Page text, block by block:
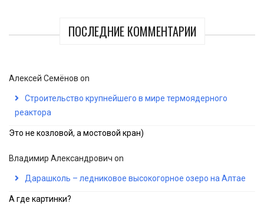
ПОСЛЕДНИЕ КОММЕНТАРИИ
Алексей Семёнов on
Строительство крупнейшего в мире термоядерного
реактора
Это не козловой, а мостовой кран)
Владимир Александрович on
Дарашколь – ледниковое высокогорное озеро на Алтае
А где картинки?